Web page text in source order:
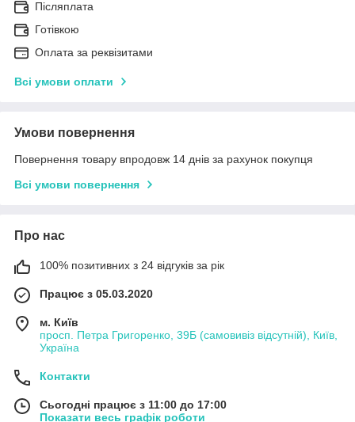
Післяплата
Готівкою
Оплата за реквізитами
Всі умови оплати
Умови повернення
Повернення товару впродовж 14 днів за рахунок покупця
Всі умови повернення
Про нас
100% позитивних з 24 відгуків за рік
Працює з 05.03.2020
м. Київ
просп. Петра Григоренко, 39Б (самовивіз відсутній), Київ,
Україна
Контакти
Сьогодні працює з 11:00 до 17:00
Показати весь графік роботи